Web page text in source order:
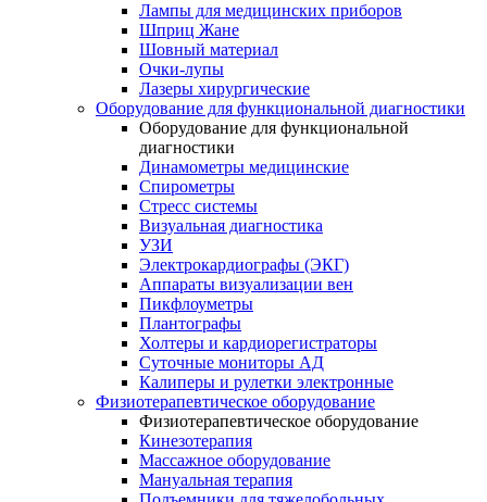
Лампы для медицинских приборов
Шприц Жане
Шовный материал
Очки-лупы
Лазеры хирургические
Оборудование для функциональной диагностики
Оборудование для функциональной
диагностики
Динамометры медицинские
Спирометры
Стресс системы
Визуальная диагностика
УЗИ
Электрокардиографы (ЭКГ)
Аппараты визуализации вен
Пикфлоуметры
Плантографы
Холтеры и кардиорегистраторы
Суточные мониторы АД
Калиперы и рулетки электронные
Физиотерапевтическое оборудование
Физиотерапевтическое оборудование
Кинезотерапия
Массажное оборудование
Мануальная терапия